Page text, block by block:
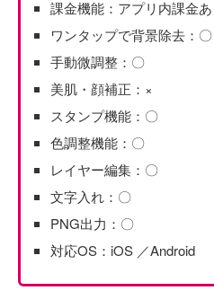
課金機能：アプリ内課金あ
ワンタップで背景除去：〇
手動微調整：〇
美肌・顔補正：×
スタンプ機能：〇
色調整機能：〇
レイヤー編集：〇
文字入れ：〇
PNG出力：〇
対応OS：iOS ／Android